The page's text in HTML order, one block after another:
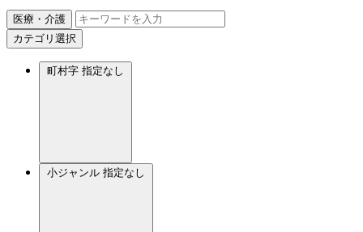
医療・介護
カテゴリ選択
町村字 指定なし
小ジャンル 指定なし